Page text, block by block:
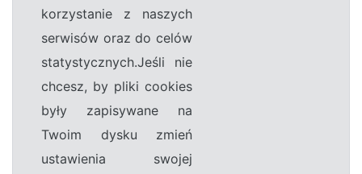
korzystanie z naszych
serwisów oraz do celów
statystycznych.Jeśli nie
chcesz, by pliki cookies
były zapisywane na
Twoim dysku zmień
ustawienia swojej